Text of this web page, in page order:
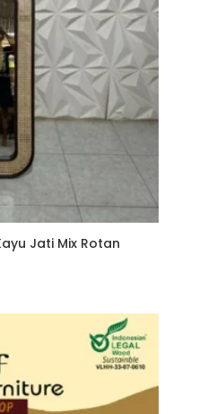
Jati Mix Rotan